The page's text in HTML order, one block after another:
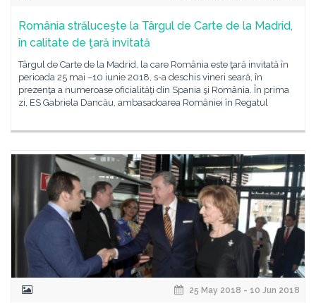
România străluceşte la Târgul de Carte de la Madrid,
în calitate de ţară invitată
Târgul de Carte de la Madrid, la care România este ţară invitată în
perioada 25 mai –10 iunie 2018, s-a deschis vineri seară, în
prezenţa a numeroase oficialităţi din Spania şi România. În prima
zi, ES Gabriela Dancău, ambasadoarea României în Regatul
25 May 2018 - 10 Jun 2018